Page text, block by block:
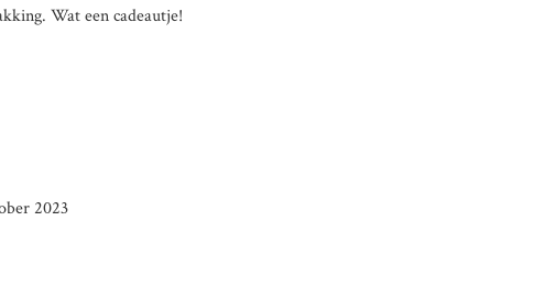
Wat een cadeautje!
2023